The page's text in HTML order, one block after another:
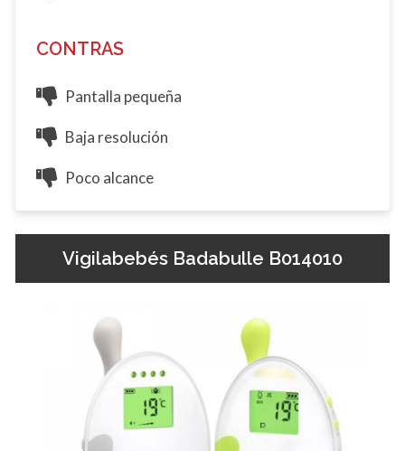
CONTRAS
Pantalla pequeña
Baja resolución
Poco alcance
Vigilabebés Badabulle B014010